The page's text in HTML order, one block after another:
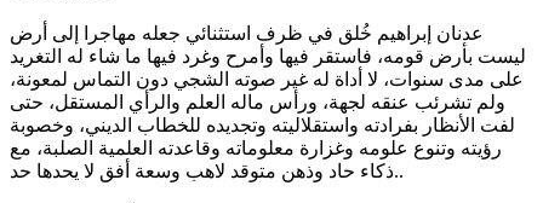
عدنان إبراهيم خُلق في ظرف استثنائي جعله مهاجرا إلى أرض
ليست بأرض قومه، فاستقر فيها وأمرح وغرد فيها ما شاء له التغريد
على مدى سنوات، لا أداة له غير صوته الشجي دون التماس لمعونة،
ولم تشرئب عنقه لجهة، ورأس ماله العلم والرأي المستقل، حتى
لفت الأنظار بفرادته واستقلاليته وتجديده للخطاب الديني، وخصوبة
رؤيته وتنوع علومه وغزارة معلوماته وقاعدته العلمية الصلبة، مع
ذكاء حاد وذهن متوقد لاهب وسعة أفق لا يحدها حد..